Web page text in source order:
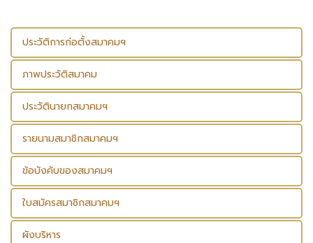
ประวัติการก่อตั้งสมาคมฯ
ภาพประวัติสมาคม
ประวัตินายกสมาคมฯ
รายนามสมาชิกสมาคมฯ
ข้อบังคับของสมาคมฯ
ใบสมัครสมาชิกสมาคมฯ
ผังบริหาร